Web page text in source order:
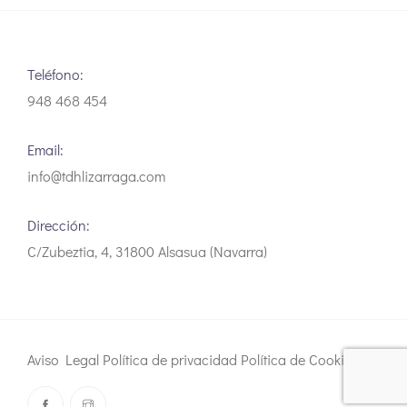
Teléfono:
948 468 454
Email:
info@tdhlizarraga.com
Dirección:
C/Zubeztia, 4, 31800 Alsasua (Navarra)
Aviso Legal Política de privacidad Política de Cookies